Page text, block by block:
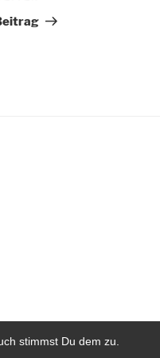
stimmst Du dem zu.
Beitrag